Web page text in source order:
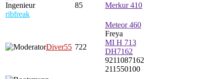
ribfreak
85 Merkur 410
Diver55 722
Meteor 460
Freya
MI H 713
DH7162
9211087162
211550100